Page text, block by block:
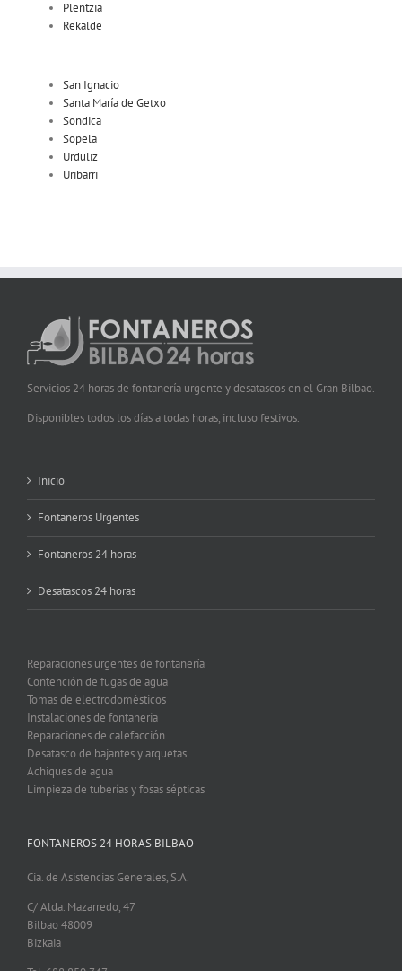
Plentzia
Rekalde
San Ignacio
Santa María de Getxo
Sondica
Sopela
Urduliz
Uribarri
Servicios 24 horas de fontanería urgente y desatascos en el Gran Bilbao.
Disponibles todos los días a todas horas, incluso festivos.
Inicio
Fontaneros Urgentes
Fontaneros 24 horas
Desatascos 24 horas
Reparaciones urgentes de fontanería
Contención de fugas de agua
Tomas de electrodomésticos
Instalaciones de fontanería
Reparaciones de calefacción
Desatasco de bajantes y arquetas
Achiques de agua
Limpieza de tuberías y fosas sépticas
FONTANEROS 24 HORAS BILBAO
Cia. de Asistencias Generales, S.A.
C/ Alda. Mazarredo, 47
Bilbao 48009
Bizkaia